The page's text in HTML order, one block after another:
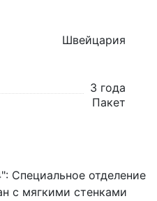
Швейцария
3 года
Пакет
Специальное отделение
с мягкими стенками